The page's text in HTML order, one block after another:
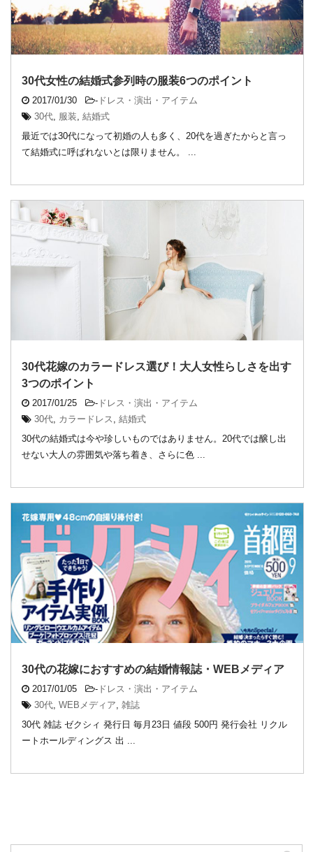
30代女性の結婚式参列時の服装6つのポイント
2017/01/30 - ドレス・演出・アイテム
30代, 服装, 結婚式
最近では30代になって初婚の人も多く、20代を過ぎたからと言っ
て結婚式に呼ばれないとは限りません。 ...
30代花嫁のカラードレス選び！大人女性らしさを出す
3つのポイント
2017/01/25 - ドレス・演出・アイテム
30代, カラードレス , 結婚式
30代の結婚式は今や珍しいものではありません。20代では醸し出
せない大人の雰囲気や落ち着き、さらに色 ...
30代の花嫁におすすめの結婚情報誌・WEBメディア
2017/01/05 - ドレス・演出・アイテム
30代, WEBメディア, 雑誌
30代 雑誌 ゼクシィ 発行日 毎月23日 値段 500円 発行会社 リクル
ートホールディングス 出 ...